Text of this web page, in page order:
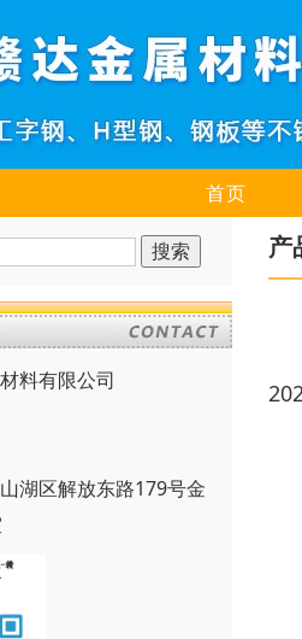
首页
料有限公司
湖区解放东路179号金
产